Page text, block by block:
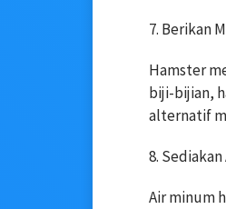
7. Berikan
Hamster
biji-bijian,
alternatif
8.
Air minum